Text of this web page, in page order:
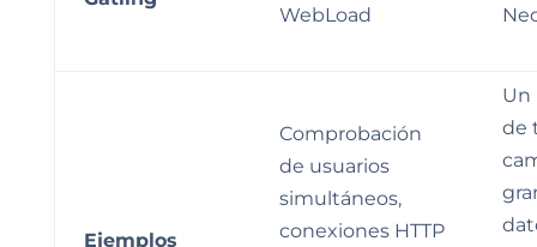
WebLoad
Ejemplos
Comprobación
de usuarios
simultáneos,
conexiones HTTP
Un
de